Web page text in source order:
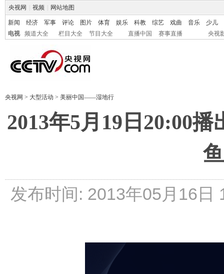
央视网 视频 网站地图
新闻 经济 军事 评论 图片 体育 娱乐 科教 综艺 戏曲 音乐
少儿
电视
频道大全 栏目大全 节目大全 直播中国 赛事直播 央视
央视网 > 大型活动 > 美丽中国——湿地行
2013年5月19日20:00
发布时间: 2013年05月16日